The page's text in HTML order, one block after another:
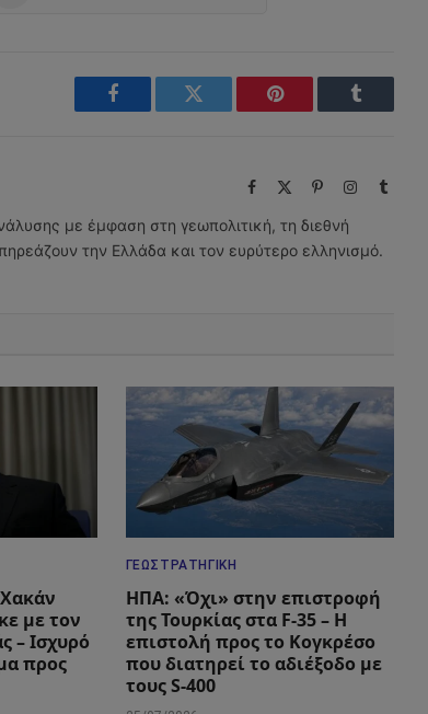
Facebook Twitter Pinterest Tumblr
Facebook PinterestInstagram
Tumblr
με έμφαση στη γεωπολιτική, τη διεθνή
την Ελλάδα και τον ευρύτερο ελληνισμό.
με τον
– Ισχυρό
προς
ΓΕΩΣΤΡΑΤΗΓΙΚΉ
ΗΠΑ: «Όχι» στην επιστροφή
της Τουρκίας στα F-35 – Η
επιστολή προς το Κογκρέσο
που διατηρεί το αδιέξοδο με
τους S-400